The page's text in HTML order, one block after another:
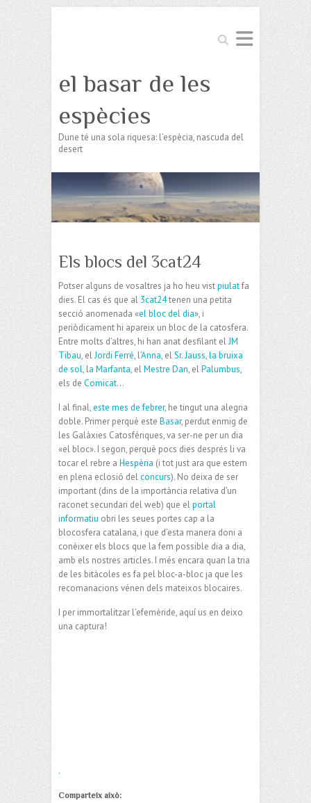
Search
el basar de les
espècies
Dune té una sola riquesa: l’espècia, nascuda del
desert
Els blocs del 3cat24
Potser alguns de vosaltres ja ho heu vistpiulatfa
dies. El cas és que al 3cat24tenen una petita
secció anomenada «el bloc del dia», i
periòdicament hi apareix un bloc de la catosfera.
Entre molts d’altres, hi han anat desfilant elJM
Tibau, elJordi Ferré, l’Anna, elSr. Jauss,la bruixa
de sol,la Marfanta, elMestre Dan, elPalumbus,
els de Comicat…
I al final,este mes de febrer, he tingut una alegria
doble. Primer perquè este Basar, perdut enmig de
les Galàxies Catosfèriques, va ser-ne per un dia
«el bloc». I segon, perquè pocs dies després li va
tocar el rebre a Hespèria (i tot just ara que estem
en plena eclosió delconcurs). No deixa de ser
important (dins de la importància relativa d’un
raconet secundari del web) que elportal
informatiu obri les seues portes cap a la
blocosfera catalana, i que d’esta manera doni a
conèixer els blocs que la fem possible dia a dia,
amb els nostres articles. I més encara quan la tria
de les bitàcoles es fa pel bloc-a-bloc ja que les
recomanacions vénen dels mateixos blocaires.
I per immortalitzar l’efemèride, aquí us en deixo
una captura!
.
Comparteix això: